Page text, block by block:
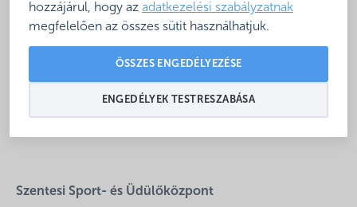
hozzájárul, hogy az adatkezelési szabályzatnak
megfelelően az összes sütit használhatjuk.
ÖSSZES ENGEDÉLYEZÉSE
ENGEDÉLYEK TESTRESZABÁSA
Békéscsabai Árpád Gyógy- és Strandfürdő
A diákok és kísérőik 3 órás belépővel egész napra
Szentesi Sport- és Üdülőközpont